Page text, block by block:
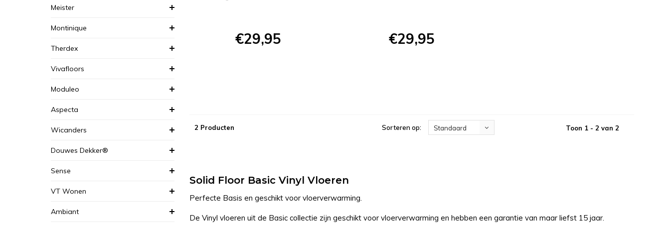
Meister
Montinique
Therdex
Vivafloors
Moduleo
Aspecta
Wicanders
Douwes Dekker®
Sense
VT Wonen
Ambiant
€29,95 €29,95
2 Producten Sorteren op: Standaard Toon 1 - 2 van 2
Solid Floor Basic Vinyl Vloeren
Perfecte Basis en geschikt voor vloerverwarming.
De Vinyl vloeren uit de Basic collectie zijn geschikt voor vloerverwarming en hebben een garantie van maar liefst 15 jaar.